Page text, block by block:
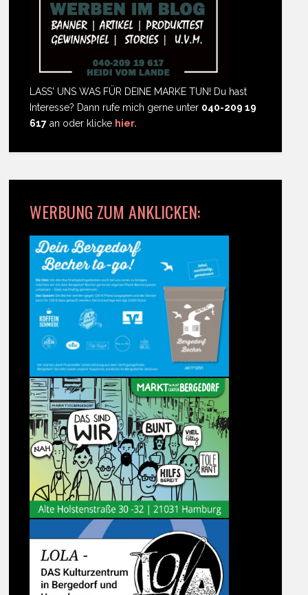
LASS' UNS WAS FÜR DEINE MARKE TUN! Du hast
Interesse? Dann rufe mich gerne unter 040-209 19
617 an oder klicke hier.
WERBUNG ZUM ANKLICKEN: